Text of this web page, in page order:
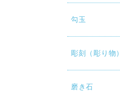
勾玉
彫刻（彫り物）
磨き石